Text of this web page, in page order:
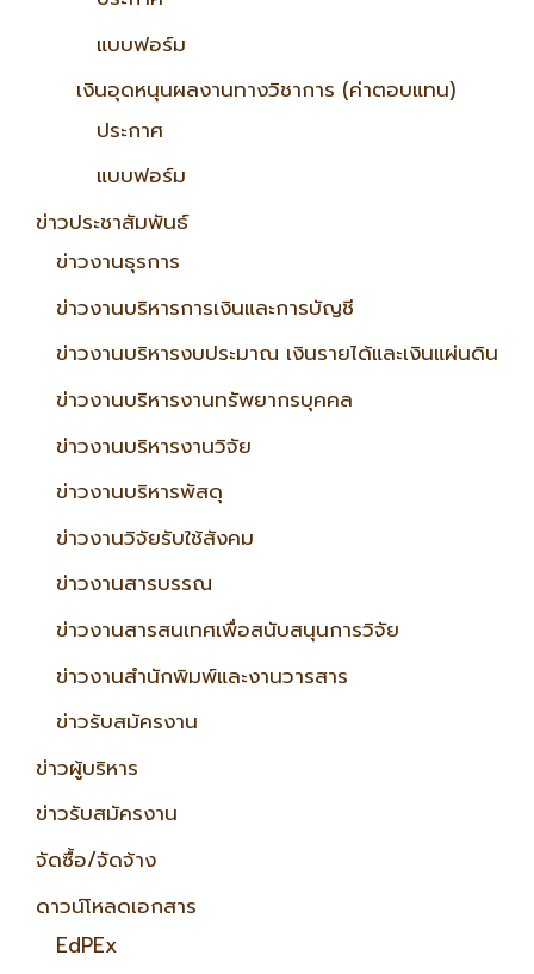
แบบฟอร์ม
เงินอุดหนุนผลงานทางวิชาการ (ค่าตอบแทน)
ประกาศ
แบบฟอร์ม
ข่าวประชาสัมพันธ์
ข่าวงานธุรการ
ข่าวงานบริหารการเงินและการบัญชี
ข่าวงานบริหารงบประมาณ เงินรายได้และเงินแผ่นดิน
ข่าวงานบริหารงานทรัพยากรบุคคล
ข่าวงานบริหารงานวิจัย
ข่าวงานบริหารพัสดุ
ข่าวงานวิจัยรับใช้สังคม
ข่าวงานสารบรรณ
ข่าวงานสารสนเทศเพื่อสนับสนุนการวิจัย
ข่าวงานสำนักพิมพ์และงานวารสาร
ข่าวรับสมัครงาน
ข่าวผู้บริหาร
ข่าวรับสมัครงาน
จัดซื้อ/จัดจ้าง
ดาวน์โหลดเอกสาร
EdPEx